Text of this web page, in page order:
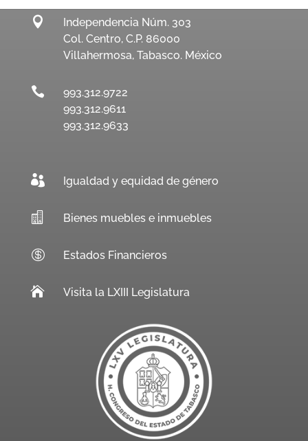

Independencia Núm. 303
Col. Centro, C.P. 86000
Villahermosa, Tabasco. México

993.312.9722
993.312.9611
993.312.9633
 Igualdad y equidad de género
 Bienes muebles e inmuebles
 Estados Financieros
 Visita la LXIII Legislatura